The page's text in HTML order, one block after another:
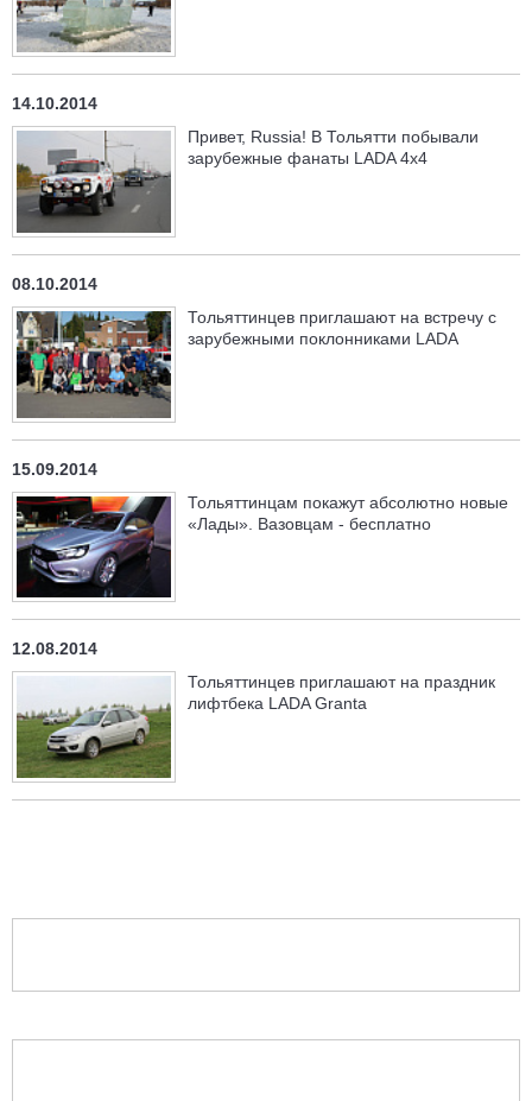
14.10.2014
Привет, Russia! В Тольятти побывали
зарубежные фанаты LADA 4х4
08.10.2014
Тольяттинцев приглашают на встречу с
зарубежными поклонниками LADA
15.09.2014
Тольяттинцам покажут абсолютно новые
«Лады». Вазовцам - бесплатно
12.08.2014
Тольяттинцев приглашают на праздник
лифтбека LADA Granta